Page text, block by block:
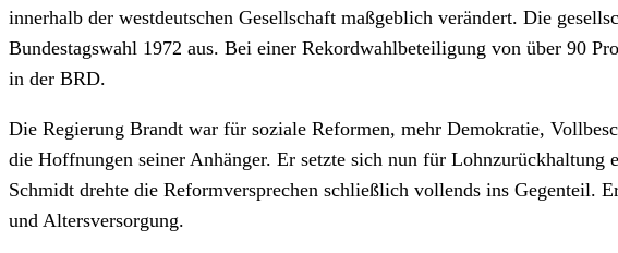
innerhalb der westdeutschen Gesellschaft maßgeblich verändert. Die
Bundestagswahl 1972 aus. Bei einer Rekordwahlbeteiligung von über 90
in der BRD.
Die Regierung Brandt war für soziale Reformen, mehr Demokratie,
die Hoffnungen seiner Anhänger. Er setzte sich nun für
Schmidt drehte die Reformversprechen schließlich vollends ins Gegenteil.
und Altersversorgung.